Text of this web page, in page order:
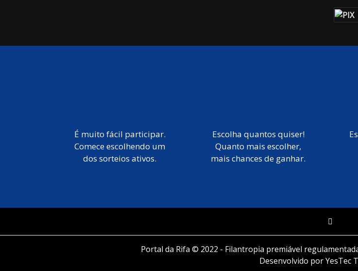
É muito fácil participar.
Comece escolhendo um
dos sorteios ativos.
Escolha quantos quiser!
Quanto mais escolher,
mais chances de ganhar.
Portal da Rifa © 2022 - Filantropia premiável
Desenvolvido por YesTec